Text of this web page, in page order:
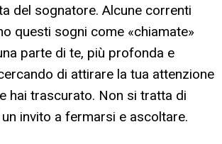
del sognatore. Alcune correnti
questi sogni come «chiamate»
parte di te, più profonda e
di attirare la tua attenzione
hai trascurato. Non si tratta di
invito a fermarsi e ascoltare.